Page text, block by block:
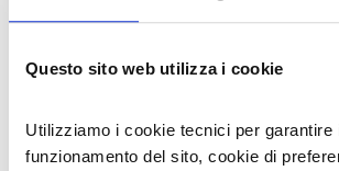
Questo sito web utilizza i cookie
Utilizziamo i cookie tecnici per garantire
funzionamento del sito, cookie di
ORARIO DI APERTURA
Tutti i giorni dalle 08.00 alle 18.00
mercoledì e la domenica